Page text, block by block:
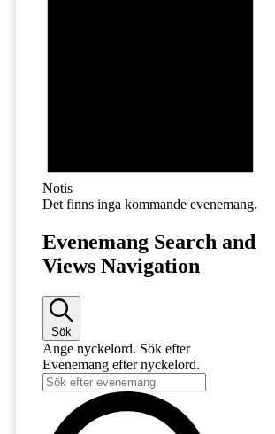
Notis
Det finns inga kommande evenemang.
Evenemang Search and
Views Navigation
Sök
Ange nyckelord. Sök efter
Evenemang efter nyckelord.